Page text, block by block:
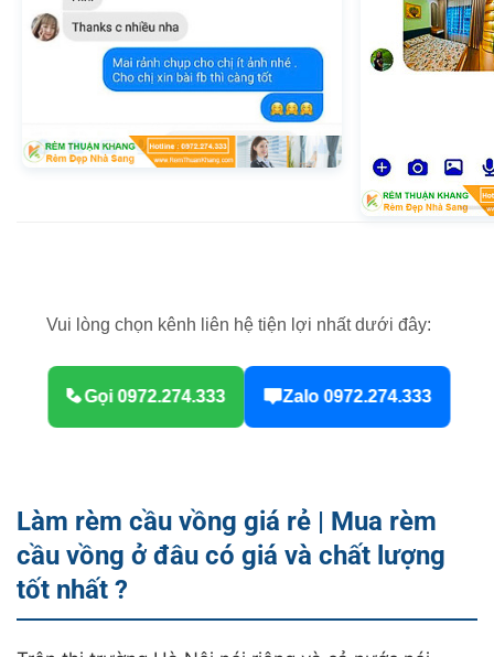
Vui lòng chọn kênh liên hệ tiện lợi nhất dưới đây:
Gọi 0972.274.333 Zalo 0972.274.333
Làm rèm cầu vồng giá rẻ | Mua rèm
cầu vồng ở đâu có giá và chất lượng
tốt nhất ?